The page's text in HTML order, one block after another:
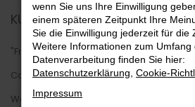
KUNDENMEINUNGEN
"Freundlich und hilfsbereit. Schnelle
Coronaproblem. Firma macht einen
Werkstatt, Hof und Büros angeht."
wenn Sie uns Ihre Einwilligung
einem späteren Zeitpunkt Ihre
Sie die Einwilligung jederzeit für die
Weitere Informationen zum Umfang
Datenverarbeitung finden Sie hier:
Datenschutzerklärung Cookie-
Impressum